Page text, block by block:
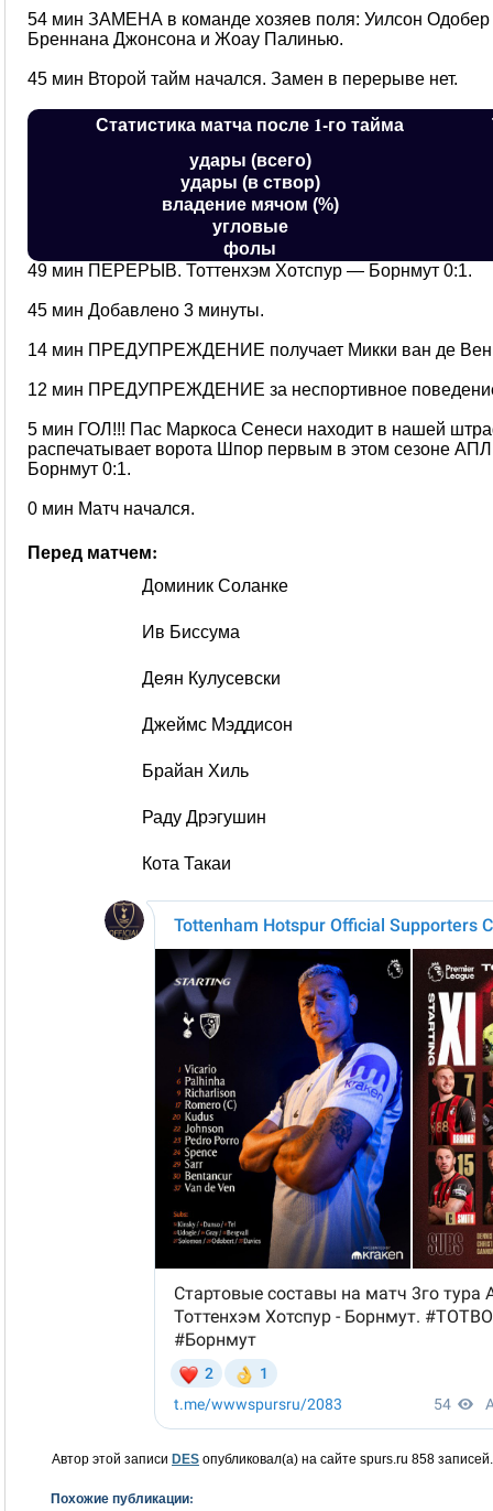
54 мин ЗАМЕНА в команде хозяев поля: Уилсон Одобер
Бреннана Джонсона и Жоау Палинью.
45 мин Второй тайм начался. Замен в перерыве нет.
Статистика матча после 1-го тайма
удары (всего)
удары (в створ)
владение мячом (%)
угловые
фолы
49 мин ПЕРЕРЫВ. Тоттенхэм Хотспур — Борнмут 0:1.
45 мин Добавлено 3 минуты.
14 мин ПРЕДУПРЕЖДЕНИЕ получает Микки ван де Вен
12 мин ПРЕДУПРЕЖДЕНИЕ за неспортивное
5 мин ГОЛ!!! Пас Маркоса Сенеси находит в нашей
распечатывает ворота Шпор первым в этом сезоне
Борнмут 0:1.
0 мин Матч начался.
Перед матчем:
Доминик Соланке
Ив Биссума
Деян Кулусевски
Джеймс Мэддисон
Брайан Хиль
Раду Дрэгушин
Кота Такаи
Автор этой записи DES опубликовал(а) на сайте spurs.ru 858 записей.
Похожие публикации: